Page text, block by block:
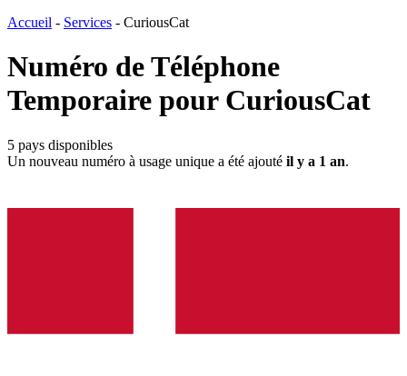
Accueil - Services - CuriousCat
Numéro de Téléphone
Temporaire pour CuriousCat
5 pays disponibles
Un nouveau numéro à usage unique a été ajouté il y a 1 an.